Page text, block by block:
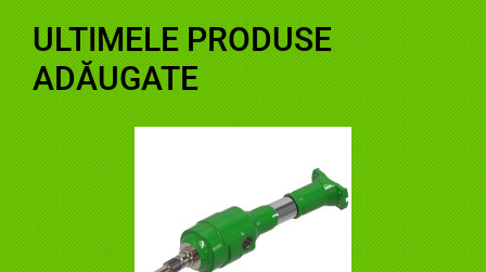
ULTIMELE PRODUSE
ADĂUGATE